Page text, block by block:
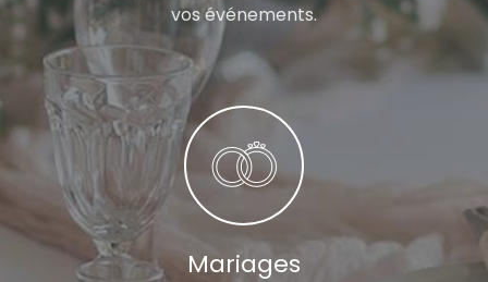
vos événements.
Mariages